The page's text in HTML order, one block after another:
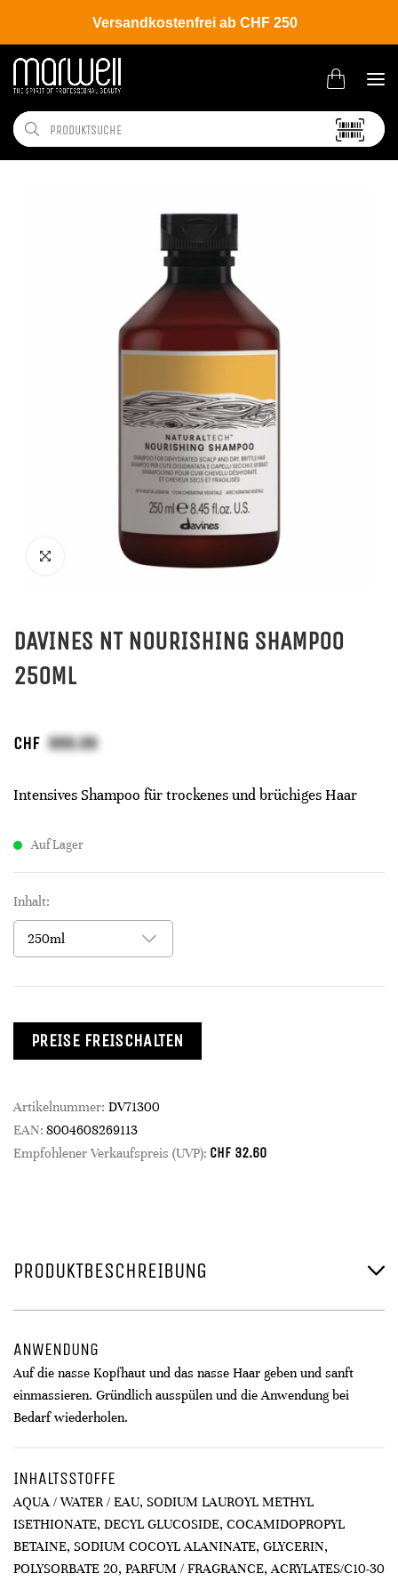
Versandkostenfrei ab CHF 250
Shop Brands Davines Naturaltech Nourishing
DAVINES NT NOURISHING SHAMPOO
250ML
CHF
Intensives Shampoo für trockenes und brüchiges Haar
Auf Lager
Inhalt:
PREISE FREISCHALTEN
Artikelnummer: DV71300
EAN: 8004608269113
Empfohlener Verkaufspreis (UVP): CHF 32.60
PRODUKTBESCHREIBUNG
ANWENDUNG
Auf die nasse Kopfhaut und das nasse Haar geben und sanft
einmassieren. Gründlich ausspülen und die Anwendung bei
Bedarf wiederholen.
INHALTSSTOFFE
AQUA / WATER / EAU, SODIUM LAUROYL METHYL
ISETHIONATE, DECYL GLUCOSIDE, COCAMIDOPROPYL
BETAINE, SODIUM COCOYL ALANINATE, GLYCERIN,
POLYSORBATE 20, PARFUM / FRAGRANCE, ACRYLATES/C10-30